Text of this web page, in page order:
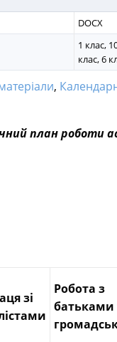
DOCX
1 клас,
клас, 6
,
план роботи
зі
Робота з
батьками